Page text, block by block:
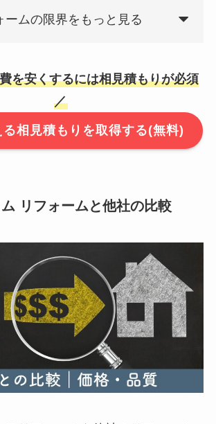
ームの限界をもっと見る
を安くするには相見積もりが必須
／
相見積もりを取得する(無料)
リフォームと他社の比較